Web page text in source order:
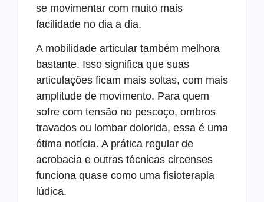
se movimentar com muito mais
facilidade no dia a dia.
A mobilidade articular também melhora
bastante. Isso significa que suas
articulações ficam mais soltas, com mais
amplitude de movimento. Para quem
sofre com tensão no pescoço, ombros
travados ou lombar dolorida, essa é uma
ótima notícia. A prática regular de
acrobacia e outras técnicas circenses
funciona quase como uma fisioterapia
lúdica.